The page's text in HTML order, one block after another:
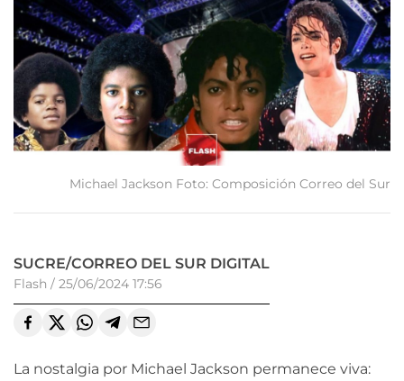
Michael Jackson Foto: Composición Correo del Sur
SUCRE/CORREO DEL SUR DIGITAL
Flash / 25/06/2024 17:56
La nostalgia por Michael Jackson permanece viva: